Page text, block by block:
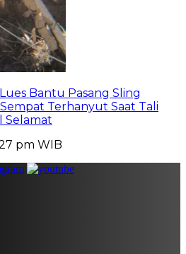
Bantu Pasang Sling
Terhanyut Saat Tali
Selamat
pm WIB